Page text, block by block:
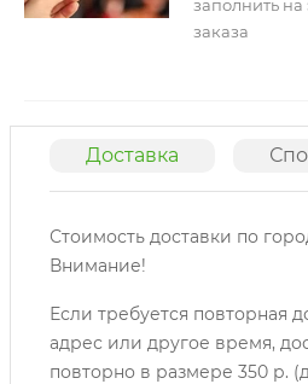
заполнить
заказа
Доставка
Стоимость доставки по
Внимание!
Если требуется повторная
адрес или другое время,
повторно в размере 350 р.